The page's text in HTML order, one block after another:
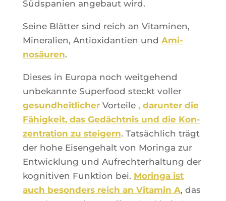
Süd­spa­nien ange­baut wird.
Seine Blät­ter sind reich an Vita­mi­nen,
Mine­ra­lien, Antioxi­dan­tien und Ami­
nosäu­ren.
Dieses in Euro­pa noch weit­ge­hend
unbe­kannte Super­food steckt vol­ler
gesund­heit­li­cherVor­teile , darun­ter die
Fähig­keit, das Gedächt­nis und die Kon­
zen­tra­tion zu stei­gern. Tatsä­chlich trägt
der hohe Eisen­ge­halt von Morin­ga zur
Ent­wi­ck­lung und Aufrech­te­rhal­tung der
kogni­ti­ven Funk­tion bei. Morin­ga ist
auch beson­ders reich an Vita­min A, das